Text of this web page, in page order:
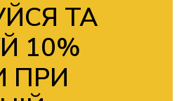
ТА
10%
ПРИ